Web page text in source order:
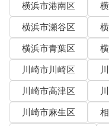
横浜市港南区
横浜市瀬谷区
横浜市青葉区
川崎市川崎区
川崎市高津区
川崎市麻生区